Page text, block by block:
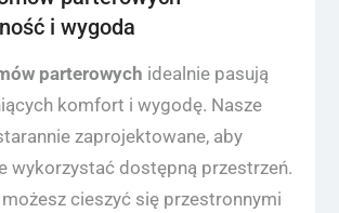
i wygoda
parterowych idealnie pasują
komfort i wygodę. Nasze
zaprojektowane, aby
wykorzystać dostępną przestrzeń.
cieszyć się przestronnymi